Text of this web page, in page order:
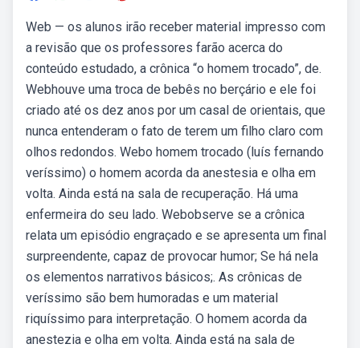
Web — os alunos irão receber material impresso com
a revisão que os professores farão acerca do
conteúdo estudado, a crônica “o homem trocado”, de.
Webhouve uma troca de bebês no berçário e ele foi
criado até os dez anos por um casal de orientais, que
nunca entenderam o fato de terem um filho claro com
olhos redondos. Webo homem trocado (luís fernando
veríssimo) o homem acorda da anestesia e olha em
volta. Ainda está na sala de recuperação. Há uma
enfermeira do seu lado. Webobserve se a crônica
relata um episódio engraçado e se apresenta um final
surpreendente, capaz de provocar humor; Se há nela
os elementos narrativos básicos;. As crônicas de
veríssimo são bem humoradas e um material
riquíssimo para interpretação. O homem acorda da
anestezia e olha em volta. Ainda está na sala de